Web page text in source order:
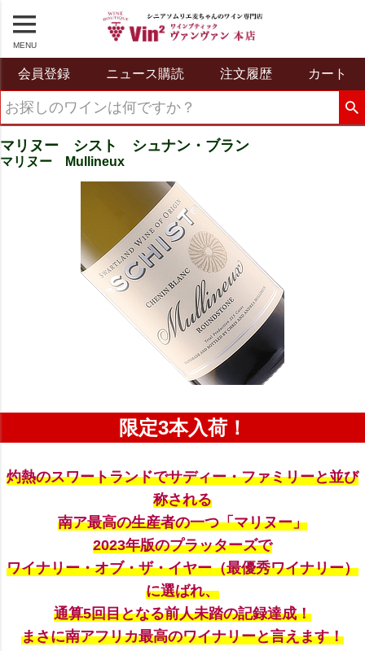
MENU
会員登録 ニュース購読 注文履歴 カート
マリヌー シスト シュナン・ブラン
マリヌー Mullineux
限定3本入荷！
灼熱のスワートランドでサディー・ファミリーと並び
称される
南ア最高の生産者の一つ「マリヌー」
2023年版のプラッターズで
ワイナリー・オブ・ザ・イヤー（最優秀ワイナリー）
に選ばれ、
通算5回目となる前人未踏の記録達成！
まさに南アフリカ最高のワイナリーと言えます！